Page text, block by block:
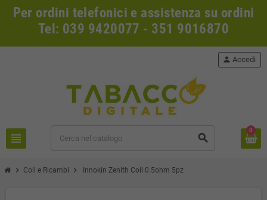
Per ordini telefonici e assistenza su ordini
Tel: 039 9420077 - 351 9016870
view_headline search
person Accedi
0
chevron_right Coil e Ricambi chevron_right Innokin Zenith Coil 0.5ohm 5pz